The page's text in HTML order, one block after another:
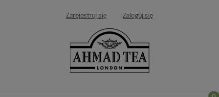
Zarejestruj się Zaloguj się